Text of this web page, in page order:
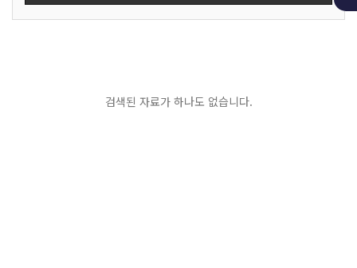
검색된 자료가 하나도 없습니다.